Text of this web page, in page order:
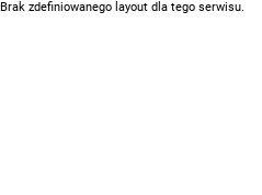
Brak zdefiniowanego layout dla tego serwisu.